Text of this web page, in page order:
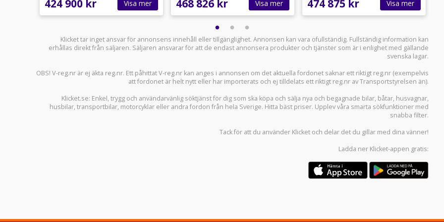
424 900 kr Visa mer 468 826 kr Visa mer 474 875 kr Visa mer
Klicket tar inget ansvar för annonsens innehåll eller tillgänglighet. Annonsen kan vara ofullständig. Fullständig information kan
erhållas direkt från säljaren. Säljaren ansvarar för att de endast annonsera produkter och tjänster som är i enlighet med gällande
svenska lagar.
OBS! V-reg.nr är ej äkta reg.nr. Ett påhittat V-reg.nr kan anges i annonsen om det aktuella fordonet saknar ett riktigt reg.nr (exempelvis
att fordonet är helt nytt eller har importerats och ej tilldelats ett riktigt reg.nr av Transportstyrelsen än).
Klicket.se: Enkel, trygg och användarvänlig söktjänst för dig som ska köpa och sälja nya och begagnade bilar, båtar, husvagnar,
husbilar,transportbilar, motorcyklar eller andra fordon från hela Sverige. Hitta bäst priser. Upplev våra smarta sökfunktioner med
snabba filter.
Tack för att du använder Klicket och delar det du gillar med dina vänner!
Ladda ner Klicket-appen gratis: